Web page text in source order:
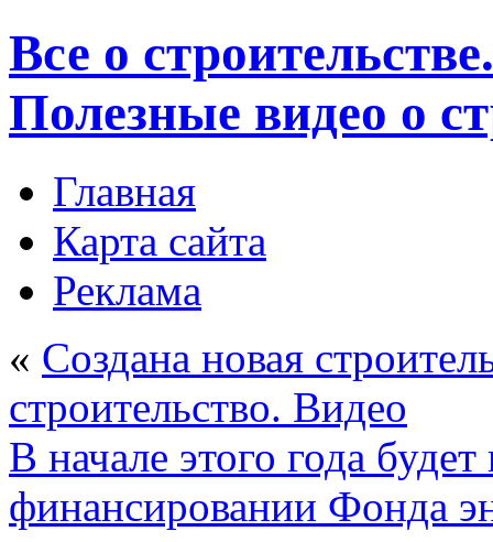
Все о
Полезные видео о
Главная
Карта сайта
Реклама
« Создана новая
строительство. Видео
В начале этого года
финансировании Фонда